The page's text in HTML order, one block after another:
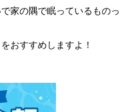
家の隅で眠っているものっ
おすすめしますよ！